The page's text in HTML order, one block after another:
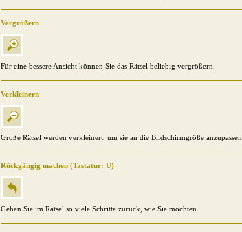
Vergrößern
Für eine bessere Ansicht können Sie das Rätsel beliebig vergrößern.
Verkleinern
Große Rätsel werden verkleinert, um sie an die Bildschirmgröße anzupassen.
Rückgängig machen (Tastatur: U)
Gehen Sie im Rätsel so viele Schritte zurück, wie Sie möchten.